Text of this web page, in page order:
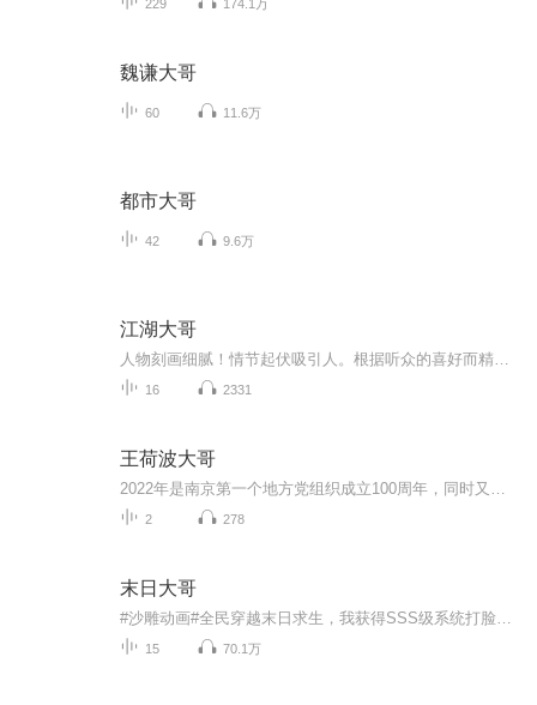
229 174.1万
魏谦大哥
60 11.6万
都市大哥
42 9.6万
江湖大哥
16 2331
王荷波大哥
2 278
末日大哥
15 70.1万